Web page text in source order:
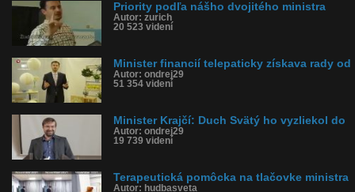
Kategória: ľudia
Tagy: heger, duch svätý, krajniak, politika, sekta
História sledovanosti videa:
Priority podľa nášho dvojitého ministra
Autor: zurich
20 523 videní
Minister financií telepaticky získava rady od
Autor: ondrej29
51 354 videní
Minister Krajčí: Duch Svätý ho vyzliekol do
Autor: ondrej29
19 739 videní
Terapeutická pomôcka na tlačovke ministra
Autor: hudbasveta